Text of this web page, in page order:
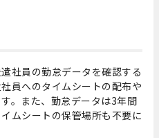
社員の勤怠データを確認する
員へのタイムシートの配布や
。また、勤怠データは3年間
ムシートの保管場所も不要に